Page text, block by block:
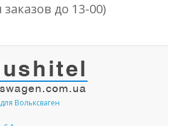
заказов до 13-00)
Вольксваген